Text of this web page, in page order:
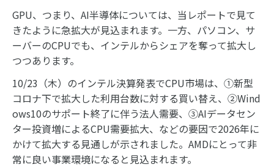
GPU、つまり、AI半導体については、当レポートで見て
きたように急拡大が見込まれます。一方、パソコン、サ
ーバーのCPUでも、インテルからシェアを奪って拡大し
つつあります。
10/23（木）のインテル決算発表でCPU市場は、①新型
コロナ下で拡大した利用台数に対する買い替え、②Wind
ows10のサポート終了に伴う法人需要、③AIデータセン
ター投資増によるCPU需要拡大、などの要因で2026年に
かけて拡大する見通しが示されました。AMDにとって非
常に良い事業環境になると見込まれます。